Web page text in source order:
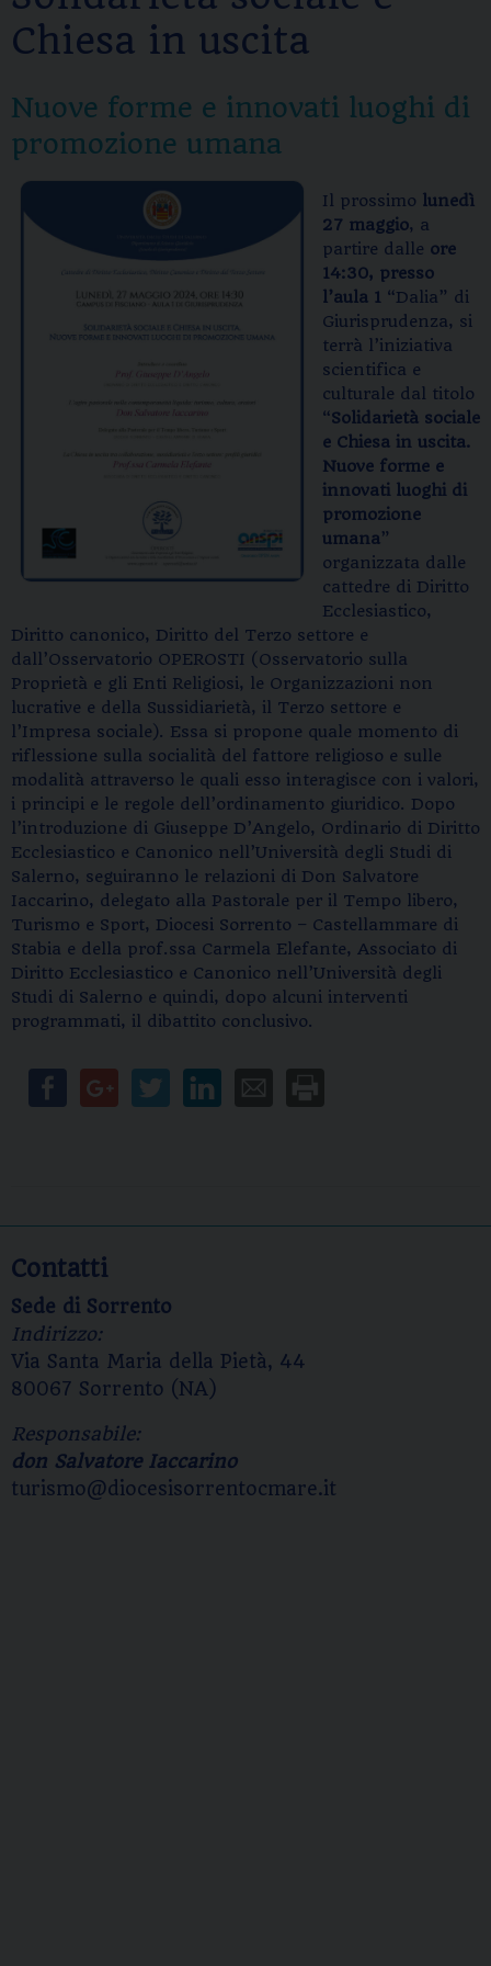
Chiesa in uscita
Nuove forme e innovati luoghi di
promozione umana
Il prossimo lunedì
27 maggio, a
partire dalle ore
14:30, presso
l’aula 1 “Dalia” di
Giurisprudenza, si
terrà l’iniziativa
scientifica e
culturale dal titolo
“Solidarietà sociale
e Chiesa in uscita.
Nuove forme e
innovati luoghi di
promozione
umana”
organizzata dalle
cattedre di Diritto
Ecclesiastico,
Diritto canonico, Diritto del Terzo settore e
dall’Osservatorio OPEROSTI (Osservatorio sulla
Proprietà e gli Enti Religiosi, le Organizzazioni non
lucrative e della Sussidiarietà, il Terzo settore e
l’Impresa sociale). Essa si propone quale momento di
riflessione sulla socialità del fattore religioso e sulle
modalità attraverso le quali esso interagisce con i valori,
i principi e le regole dell’ordinamento giuridico. Dopo
l’introduzione di Giuseppe D’Angelo, Ordinario di Diritto
Ecclesiastico e Canonico nell’Università degli Studi di
Salerno, seguiranno le relazioni di Don Salvatore
Iaccarino, delegato alla Pastorale per il Tempo libero,
Turismo e Sport, Diocesi Sorrento – Castellammare di
Stabia e della prof.ssa Carmela Elefante, Associato di
Diritto Ecclesiastico e Canonico nell’Università degli
Studi di Salerno e quindi, dopo alcuni interventi
programmati, il dibattito conclusivo.
Contatti
Sede di Sorrento
Indirizzo:
Via Santa Maria della Pietà, 44
80067 Sorrento (NA)
Responsabile:
don Salvatore Iaccarino
turismo@diocesisorrentocmare.it